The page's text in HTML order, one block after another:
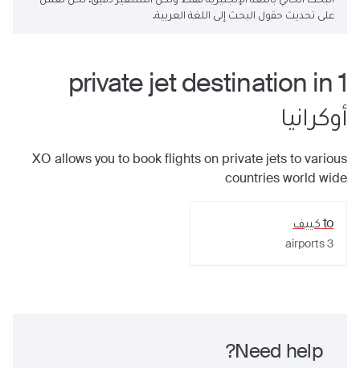
على تحديث حقول البحث إلى اللغة العربية.
1
destination in
أوكرانيا
XO allows you to book flights on private jets to various
countries world wide
toكييف
3
airports
Need help?